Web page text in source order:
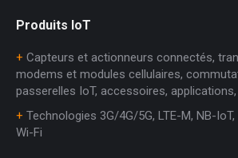
Produits IoT
+ Capteurs et actionneurs connectés,
modems et modules cellulaires,
passerelles IoT, accessoires,
+ Technologies 3G/4G/5G, LTE-M, NB-
Wi-Fi